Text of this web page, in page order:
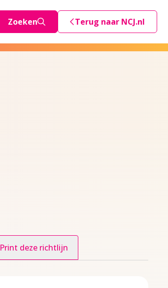
Zoeken Terug naar NCJ.nl
Deze link stuurt je terug
Print deze richtlijn